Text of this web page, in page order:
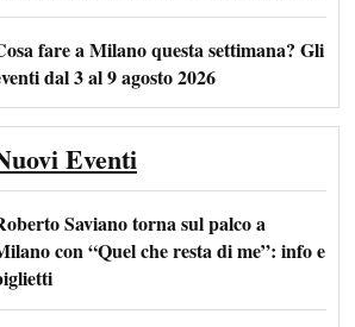
fare a Milano questa settimana? Gli
dal 3 al 9 agosto 2026
Eventi
Saviano torna sul palco a
con “Quel che resta di me”: info e